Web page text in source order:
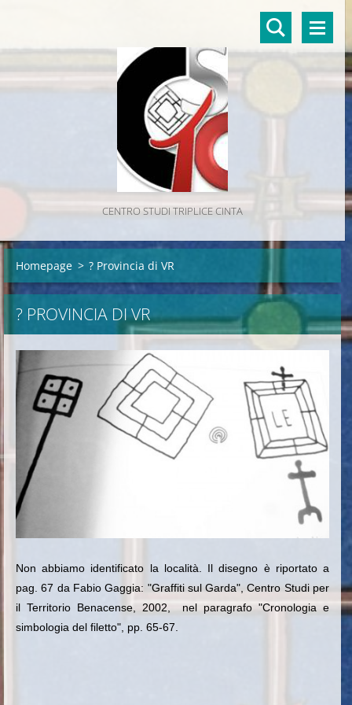
CENTRO STUDI TRIPLICE CINTA
Homepage > ? Provincia di VR
? PROVINCIA DI VR
Non abbiamo identificato la località. Il disegno è riportato a
pag. 67 da Fabio Gaggia: "Graffiti sul Garda", Centro Studi per
il Territorio Benacense, 2002, nel paragrafo "Cronologia e
simbologia del filetto", pp. 65-67.